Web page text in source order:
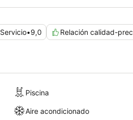
Servicio•9,0 Relación calidad-
Piscina
Aire acondicionado